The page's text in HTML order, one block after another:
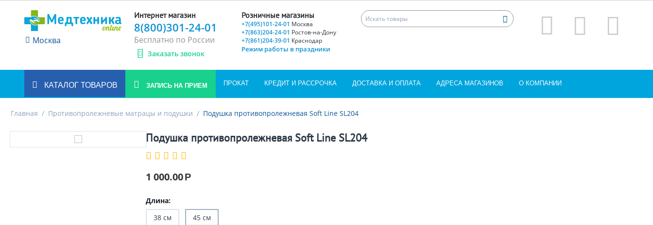
Москва
Интернет магазин
8(800)301-24-01
Бесплатно по России
Заказать звонок
Розничные магазины
+7(495)101-24-01 Москва
+7(863)204-24-01 Ростов-на-Дону
+7(861)204-39-01 Краснодар
Режим работы в праздники
КАТАЛОГ ТОВАРОВ ЗАПИСЬ НА ПРИЕМ ПРОКАТ КРЕДИТ И РАССРОЧКА ДОСТАВКА И ОПЛАТА АДРЕСА МАГАЗИНОВ О КОМПАНИИ
Главная / Противопролежневые матрацы и подушки / Подушка противопролежневая Soft Line SL204
Подушка противопролежневая Soft Line SL204
1 000.00Р
Длина:
38 см
45 см